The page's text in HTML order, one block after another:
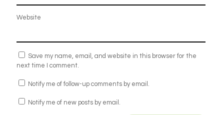
Website
Save my name, email, and website in this browser for the
next time I comment.
Notify me of follow-up comments by email.
Notify me of new posts by email.